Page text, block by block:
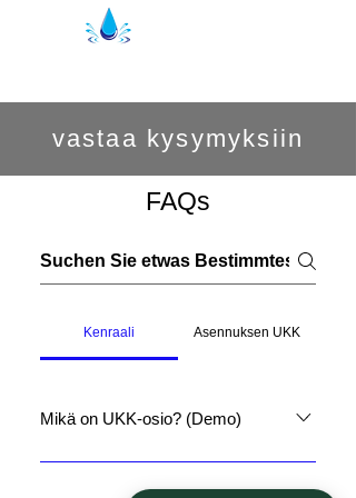
vastaa kysymyksiin
FAQs
Kenraali Asennuksen UKK
Mikä on UKK-osio? (Demo)
Usein kysytyt kysymykset -osio
vastaa usein kysyttyihin yritystäsi